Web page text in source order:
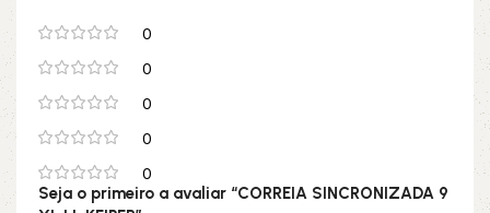
0
0
0
0
0
Seja o primeiro a avaliar “CORREIA SINCRONIZADA 9